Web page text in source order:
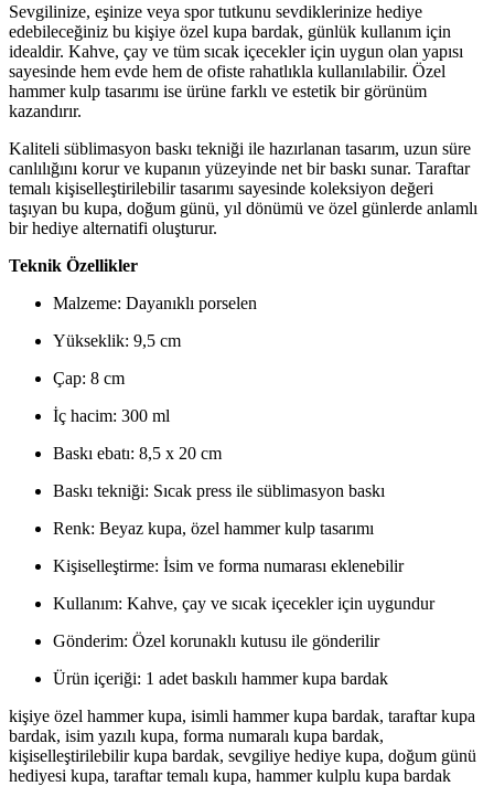
Sevgilinize, eşinize veya spor tutkunu sevdiklerinize hediye
edebileceğiniz bu kişiye özel kupa bardak, günlük kullanım için
idealdir. Kahve, çay ve tüm sıcak içecekler için uygun olan yapısı
sayesinde hem evde hem de ofiste rahatlıkla kullanılabilir. Özel
hammer kulp tasarımı ise ürüne farklı ve estetik bir görünüm
kazandırır.
Kaliteli süblimasyon baskı tekniği ile hazırlanan tasarım, uzun süre
canlılığını korur ve kupanın yüzeyinde net bir baskı sunar. Taraftar
temalı kişiselleştirilebilir tasarımı sayesinde koleksiyon değeri
taşıyan bu kupa, doğum günü, yıl dönümü ve özel günlerde anlamlı
bir hediye alternatifi oluşturur.
Teknik Özellikler
Malzeme: Dayanıklı porselen
Yükseklik: 9,5 cm
Çap: 8 cm
İç hacim: 300 ml
Baskı ebatı: 8,5 x 20 cm
Baskı tekniği: Sıcak press ile süblimasyon baskı
Renk: Beyaz kupa, özel hammer kulp tasarımı
Kişiselleştirme: İsim ve forma numarası eklenebilir
Kullanım: Kahve, çay ve sıcak içecekler için uygundur
Gönderim: Özel korunaklı kutusu ile gönderilir
Ürün içeriği: 1 adet baskılı hammer kupa bardak
kişiye özel hammer kupa, isimli hammer kupa bardak, taraftar kupa
bardak, isim yazılı kupa, forma numaralı kupa bardak,
kişiselleştirilebilir kupa bardak, sevgiliye hediye kupa, doğum günü
hediyesi kupa, taraftar temalı kupa, hammer kulplu kupa bardak